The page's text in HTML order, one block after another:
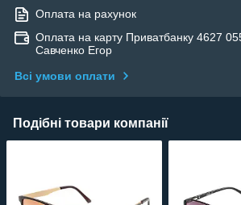
Оплата на рахунок
Оплата на карту Приватбанку 4627
Савченко Егор
Всі умови оплати
Подібні товари компанії